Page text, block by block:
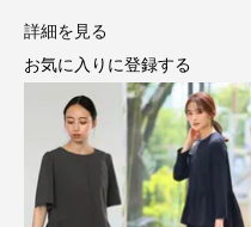
詳細を見る
お気に入りに登録する